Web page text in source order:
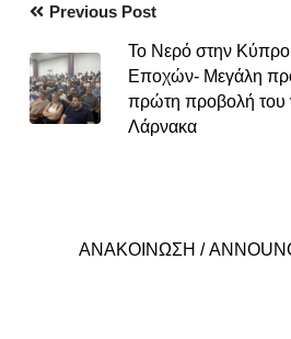
Previous Post
Το Νερό στην
Εποχών- Μεγάλη
πρώτη προβολή του
Λάρνακα
ΑΝΑΚΟΙΝΩΣΗ /